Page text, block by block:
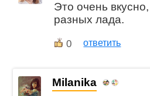
Это очень
разных лада.
0 ответить
Milanika